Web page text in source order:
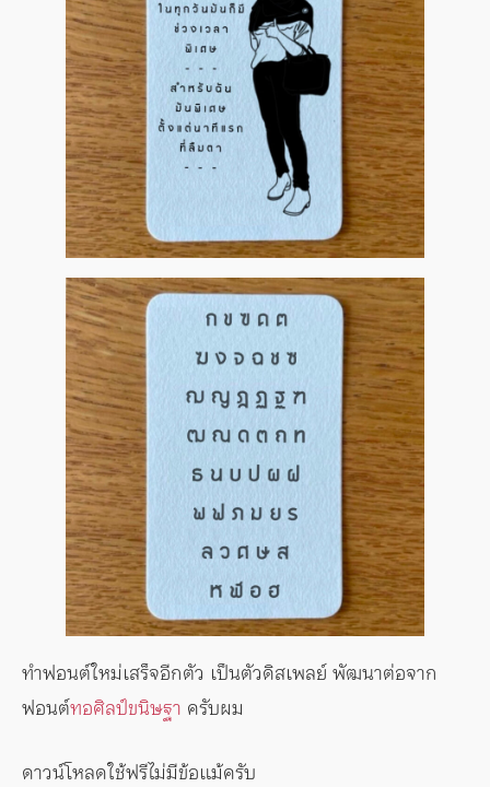
ทำฟอนต์ใหม่เสร็จอีกตัว เป็นตัวดิสเพลย์ พัฒนาต่อจาก
ฟอนต์ทอศิลป์ขนิษฐา ครับผม
ดาวน์โหลดใช้ฟรีไม่มีข้อแม้ครับ